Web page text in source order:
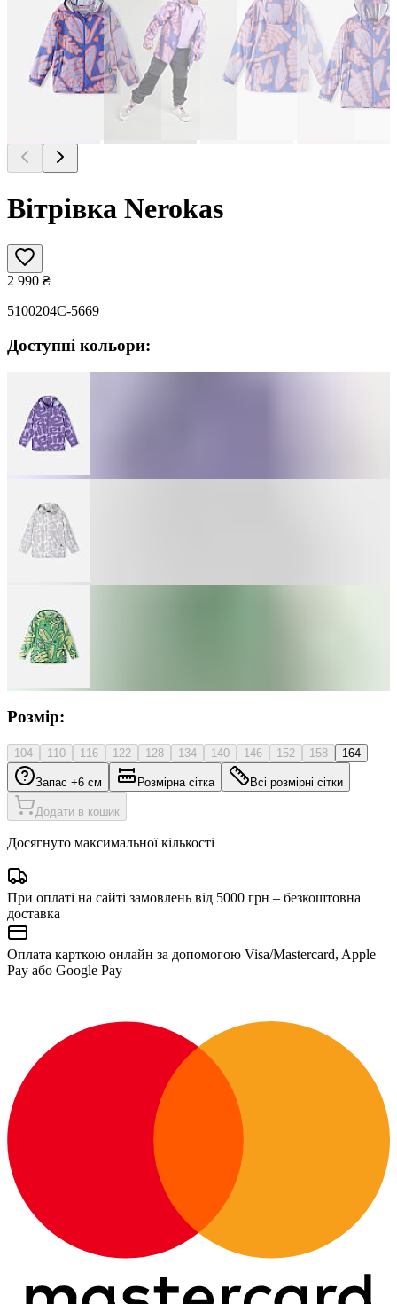
Вітрівка Nerokas
2 990 ₴
5100204C-5669
Доступні кольори:
Розмір:
104 110 116 122 128 134 140 146 152 158 164
Запас +6 см Розмірна сітка Всі розмірні сітки
Додати в кошик
Досягнуто максимальної кількості
При оплаті на сайті замовлень від 5000 грн – безкоштовна
доставка
Оплата карткою онлайн за допомогою Visa/Mastercard, Apple
Pay або Google Pay